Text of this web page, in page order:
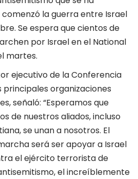
la guerra entre Israel
Se espera que cientos de
por Israel en el National
martes.
ejecutivo de la Conferencia
principales organizaciones
señaló: “Esperamos que
de nuestros aliados, incluso
se unan a nosotros. El
será ser apoyar a Israel
el ejército terrorista de
el increíblemente